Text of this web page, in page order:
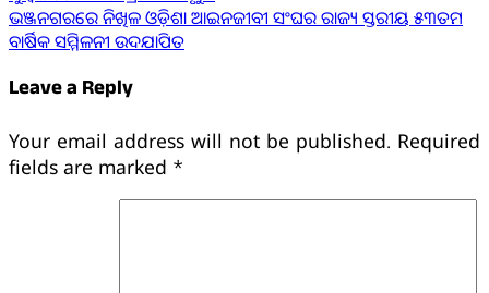
ଭଞ୍ଜନଗରରେ ନିଖିଳ ଓଡ଼ିଶା ଆଇନଜୀବୀ ସଂଘର ରାଜ୍ୟ ସ୍ତରୀୟ ୫୩ତମ
ବାର୍ଷିକ ସମ୍ମିଳନୀ ଉଦଯାପିତ
Leave a Reply
Your email address will not be published. Required
fields are marked *